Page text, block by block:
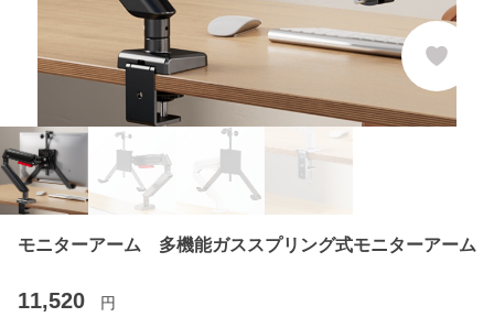
モニターアーム 多機能ガススプリング式モニターアーム
11,520 円